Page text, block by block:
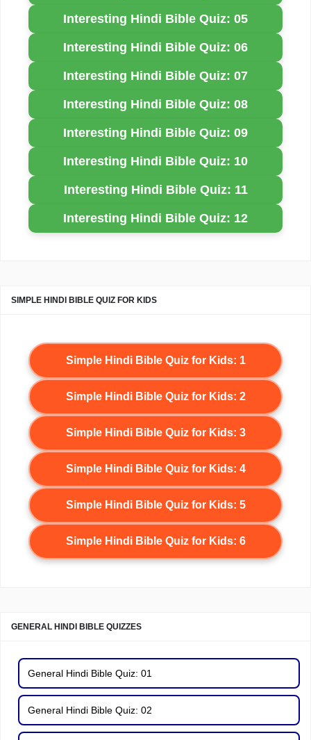
Interesting Hindi Bible Quiz: 05
Interesting Hindi Bible Quiz: 06
Interesting Hindi Bible Quiz: 07
Interesting Hindi Bible Quiz: 08
Interesting Hindi Bible Quiz: 09
Interesting Hindi Bible Quiz: 10
Interesting Hindi Bible Quiz: 11
Interesting Hindi Bible Quiz: 12
SIMPLE HINDI BIBLE QUIZ FOR KIDS
Simple Hindi Bible Quiz for Kids: 1
Simple Hindi Bible Quiz for Kids: 2
Simple Hindi Bible Quiz for Kids: 3
Simple Hindi Bible Quiz for Kids: 4
Simple Hindi Bible Quiz for Kids: 5
Simple Hindi Bible Quiz for Kids: 6
GENERAL HINDI BIBLE QUIZZES
General Hindi Bible Quiz: 01
General Hindi Bible Quiz: 02